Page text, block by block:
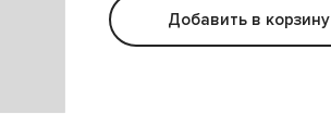
Добавить в корзину